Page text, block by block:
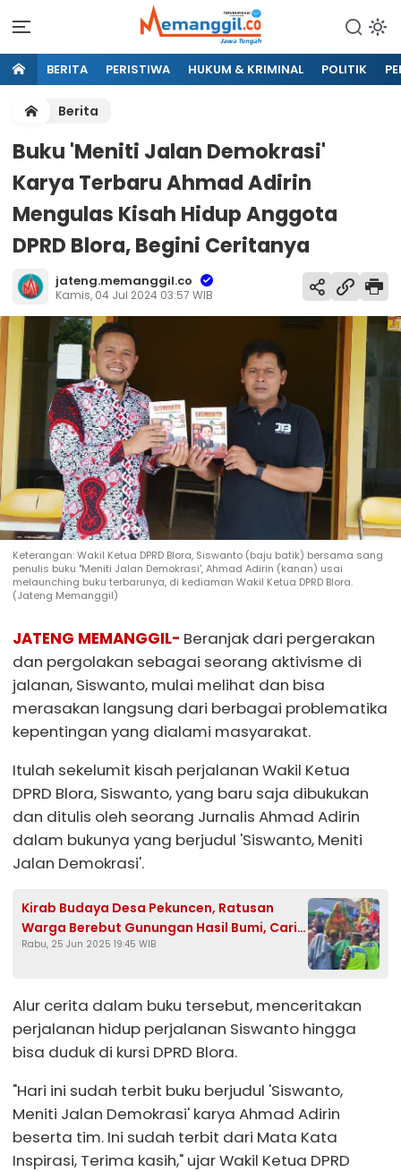
BERITA PERISTIWA HUKUM & KRIMINAL POLITIK
Berita
Buku 'Meniti Jalan Demokrasi'
Karya Terbaru Ahmad Adirin
Mengulas Kisah Hidup Anggota
DPRD Blora, Begini Ceritanya
jateng.memanggil.co
Kamis, 04 Jul 2024 03:57 WIB
Keterangan: Wakil Ketua DPRD Blora, Siswanto (baju batik) bersama sang
penulis buku "Meniti Jalan Demokrasi', Ahmad Adirin (kanan) usai
melaunching buku terbarunya, di kediaman Wakil Ketua DPRD Blora.
(Jateng Memanggil)
JATENG MEMANGGIL- Beranjak dari pergerakan
dan pergolakan sebagai seorang aktivisme di
jalanan, Siswanto, mulai melihat dan bisa
merasakan langsung dari berbagai problematika
kepentingan yang dialami masyarakat.
Itulah sekelumit kisah perjalanan Wakil Ketua
DPRD Blora, Siswanto, yang baru saja dibukukan
dan ditulis oleh seorang Jurnalis Ahmad Adirin
dalam bukunya yang berjudul 'Siswanto, Meniti
Jalan Demokrasi'.
Kirab Budaya Desa Pekuncen, Ratusan
Warga Berebut Gunungan Hasil Bumi, Cari
Keberkahan
Rabu, 25 Jun 2025 19:45 WIB
Alur cerita dalam buku tersebut, menceritakan
perjalanan hidup perjalanan Siswanto hingga
bisa duduk di kursi DPRD Blora.
"Hari ini sudah terbit buku berjudul 'Siswanto,
Meniti Jalan Demokrasi' karya Ahmad Adirin
beserta tim. Ini sudah terbit dari Mata Kata
Inspirasi, Terima kasih," ujar Wakil Ketua DPRD